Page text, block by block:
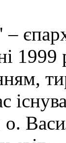
о.